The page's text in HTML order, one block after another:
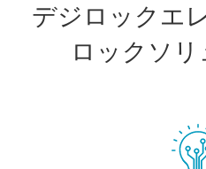
デジロックエ
ロックソ